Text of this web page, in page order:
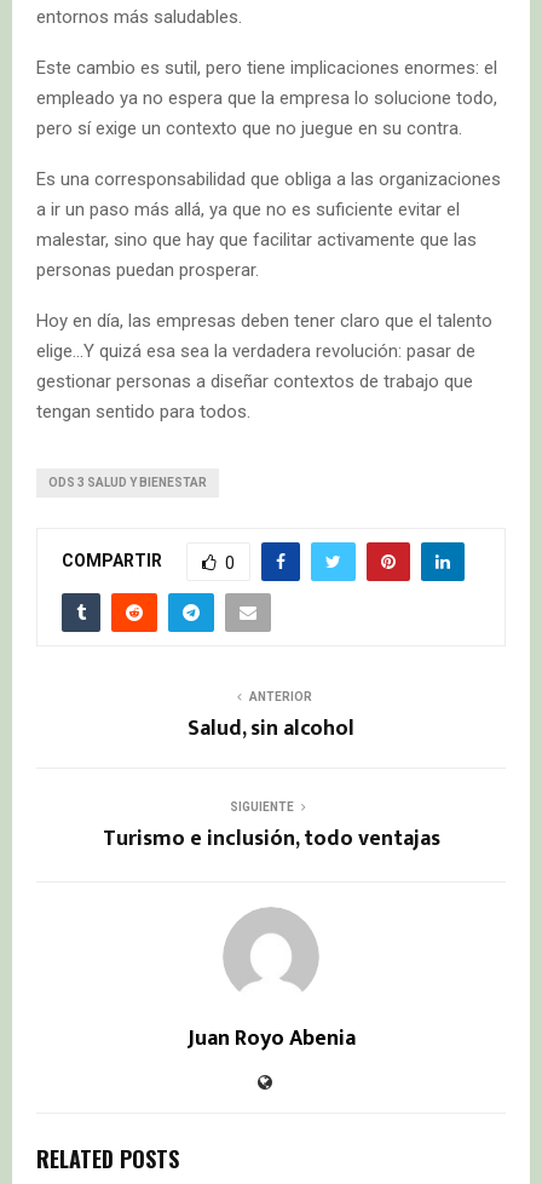
entornos más saludables.
Este cambio es sutil, pero tiene implicaciones enormes: el
empleado ya no espera que la empresa lo solucione todo,
pero sí exige un contexto que no juegue en su contra.
Es una corresponsabilidad que obliga a las organizaciones
a ir un paso más allá, ya que no es suficiente evitar el
malestar, sino que hay que facilitar activamente que las
personas puedan prosperar.
Hoy en día, las empresas deben tener claro que el talento
elige…Y quizá esa sea la verdadera revolución: pasar de
gestionar personas a diseñar contextos de trabajo que
tengan sentido para todos.
ODS 3 SALUD Y BIENESTAR
COMPARTIR 0
ANTERIOR
Salud, sin alcohol
SIGUIENTE
Turismo e inclusión, todo ventajas
Juan Royo Abenia
RELATED POSTS